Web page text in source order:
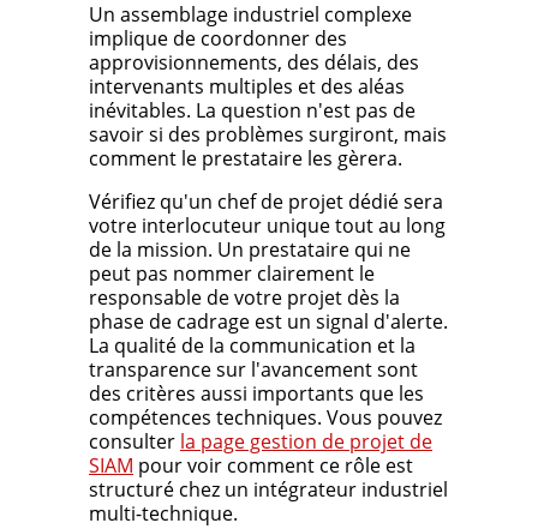
Un assemblage industriel complexe
implique de coordonner des
approvisionnements, des délais, des
intervenants multiples et des aléas
inévitables. La question n'est pas de
savoir si des problèmes surgiront, mais
comment le prestataire les gèrera.
Vérifiez qu'un chef de projet dédié sera
votre interlocuteur unique tout au long
de la mission. Un prestataire qui ne
peut pas nommer clairement le
responsable de votre projet dès la
phase de cadrage est un signal d'alerte.
La qualité de la communication et la
transparence sur l'avancement sont
des critères aussi importants que les
compétences techniques. Vous pouvez
consulter la page gestion de projet de
SIAM pour voir comment ce rôle est
structuré chez un intégrateur industriel
multi-technique.